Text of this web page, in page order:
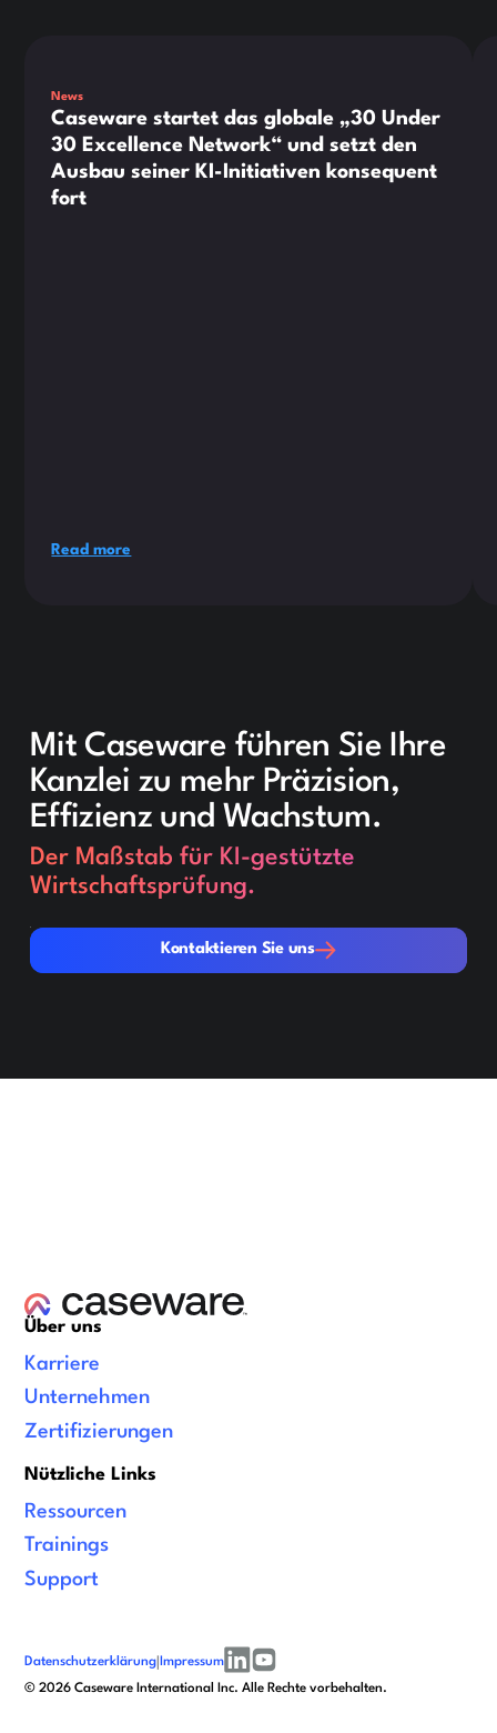
News
Caseware startet das globale „30 Under
30 Excellence Network“ und setzt den
Ausbau seiner KI-Initiativen konsequent
fort
Read more
Mit Caseware führen Sie Ihre
Kanzlei zu mehr Präzision,
Effizienz und Wachstum.
Der Maßstab für KI-gestützte
Wirtschaftsprüfung.
Kontaktieren Sie uns
Kontaktieren Sie uns
Über uns
Karriere
Unternehmen
Zertifizierungen
Nützliche Links
Ressourcen
Trainings
Support
©2026 Caseware International Inc. Alle Rechte vorbehalten.
Datenschutzerklärung | Impressum
linkedinyoutube